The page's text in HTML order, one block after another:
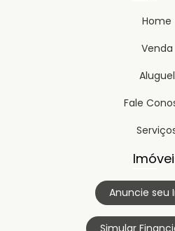
Home
Venda
Aluguel
Fale
Anuncie seu
Simular